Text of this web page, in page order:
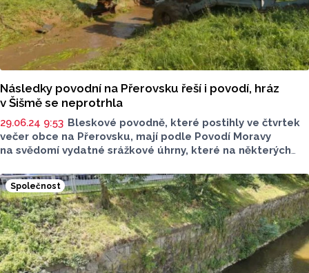
Následky povodní na Přerovsku řeší i povodí, hráz
v Šišmě se neprotrhla
29.06.24 9:53 Bleskové povodně, které postihly ve čtvrtek
večer obce na Přerovsku, mají podle Povodí Moravy
na svědomí vydatné srážkové úhrny, které na některých
s vysokým nasycením půdy to vedlo k výraznému odtoku
a bleskovým povodním, a to i v místech, kde se takové
jevy obvykle nevyskytují. Hráz v Šišmě protržena nebyla,
přetékající voda pouze poškodila část vzdušné strany.
Společnost